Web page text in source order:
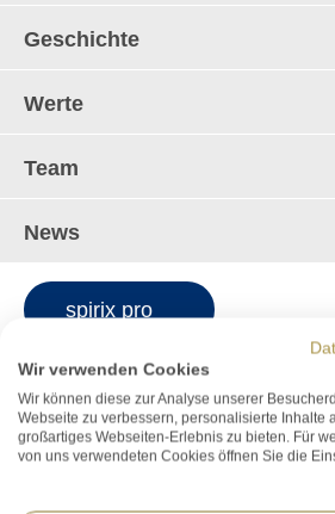
Geschichte
Werte
Team
News
spirix pro
über die Jahre laufend
Bei der Betreuung und
sind starke Werte für
Mehr dazu
Wir verwenden Cookies
Wir können diese zur Analyse unserer
Webseite zu verbessern, personalisierte Inhalte
großartiges Webseiten-Erlebnis zu bieten. Für
von uns verwendeten Cookies öffnen Sie die